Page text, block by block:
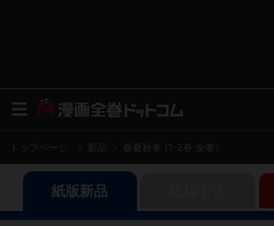
トップページ 春夏秋冬 (1-2巻 全巻）
紙版新品